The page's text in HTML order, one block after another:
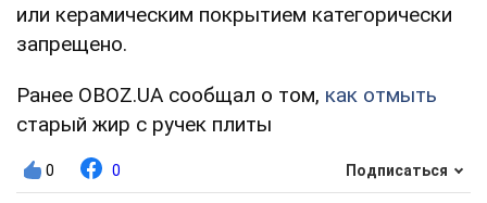
или керамическим покрытием категорически
запрещено.
Ранее OBOZ.UA сообщал о том, как отмыть
старый жир с ручек плиты
0 0 Подписаться